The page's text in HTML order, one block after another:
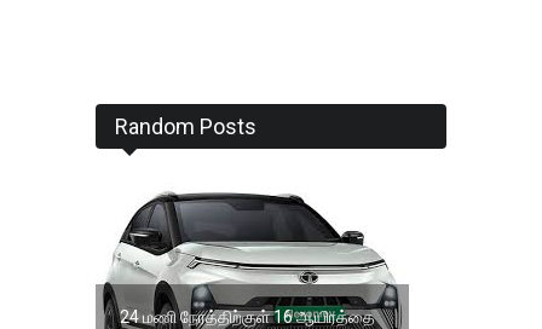
Random Posts
24 மணி நேரத்திற்குள் 16 ஆயிரத்தை